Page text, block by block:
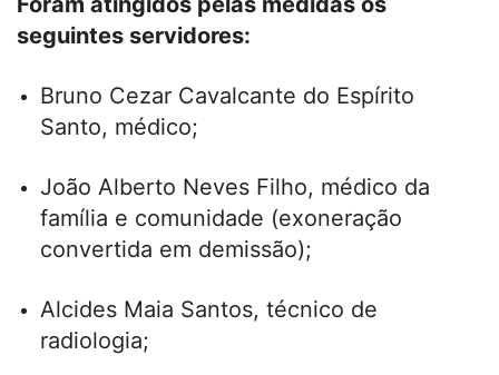
seguintes servidores:
Bruno Cezar Cavalcante do Espírito
Santo, médico;
João Alberto Neves Filho, médico da
família e comunidade (exoneração
convertida em demissão);
Alcides Maia Santos, técnico de
radiologia;